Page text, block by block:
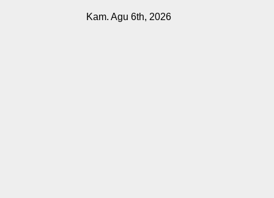
Kam. Agu 6th, 2026